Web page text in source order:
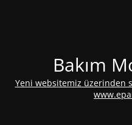
Bakım
Yeni websitemiz